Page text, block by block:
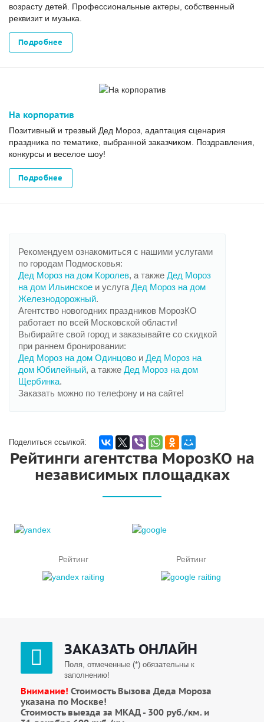
возрасту детей. Профессиональные актеры, собственный
реквизит и музыка.
Подробнее
На корпоратив
Позитивный и трезвый Дед Мороз, адаптация сценария
праздника по тематике, выбранной заказчиком. Поздравления,
конкурсы и веселое шоу!
Подробнее
Рекомендуем ознакомиться с нашими услугами
по городам Подмосковья:
Дед Мороз на дом Королев, а также Дед Мороз
на дом Ильинское и услугаДед Мороз на дом
Железнодорожный.
Агентство новогодних праздников МорозКО
работает по всей Московской области!
Выбирайте свой город и заказывайте со скидкой
при раннем бронировании:
Дед Мороз на дом Одинцово и Дед Мороз на
дом Юбилейный, а также Дед Мороз на дом
Щербинка.
Заказать можно по телефону и на сайте!
Поделиться ссылкой:
Рейтинги агентства МорозКО на
независимых площадках
Рейтинг Рейтинг
ЗАКАЗАТЬ ОНЛАЙН
Поля, отмеченные (*) обязательны к
заполнению!
Внимание! Стоимость Вызова Деда Мороза
указана по Москве!
Стоимость выезда за МКАД - 300 руб./км. и